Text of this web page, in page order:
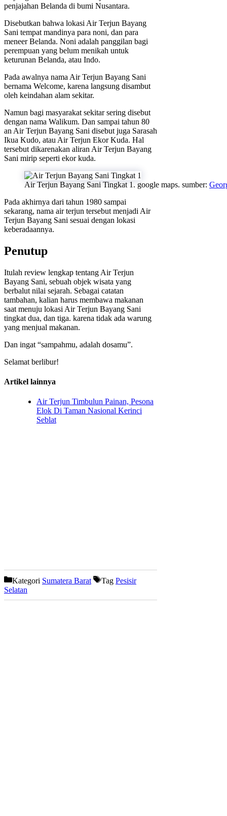
penjajahan Belanda di bumi Nusantara.
Disebutkan bahwa lokasi Air Terjun Bayang
Sani tempat mandinya para noni, dan para
meneer Belanda. Noni adalah panggilan bagi
perempuan yang belum menikah untuk
keturunan Belanda, atau Indo.
Pada awalnya nama Air Terjun Bayang Sani
bernama Welcome, karena langsung disambut
oleh keindahan alam sekitar.
Namun bagi masyarakat sekitar sering disebut
dengan nama Walikum. Dan sampai tahun 80
an Air Terjun Bayang Sani disebut juga Sarasah
Ikua Kudo, atau Air Terjun Ekor Kuda. Hal
tersebut dikarenakan aliran Air Terjun Bayang
Sani mirip seperti ekor kuda.
Air Terjun Bayang Sani Tingkat 1. google maps. sumber:
Pada akhirnya dari tahun 1980 sampai
sekarang, nama air terjun tersebut menjadi Air
Terjun Bayang Sani sesuai dengan lokasi
keberadaannya.
Penutup
Itulah review lengkap tentang Air Terjun
Bayang Sani, sebuah objek wisata yang
berbalut nilai sejarah. Sebagai catatan
tambahan, kalian harus membawa makanan
saat menuju lokasi Air Terjun Bayang Sani
tingkat dua, dan tiga. karena tidak ada warung
yang menjual makanan.
Dan ingat “sampahmu, adalah dosamu”.
Selamat berlibur!
Artikel lainnya
Air Terjun Timbulun Painan, Pesona
Elok Di Taman Nasional Kerinci
Seblat
Kategori Sumatera Barat Tag Pesisir
Selatan